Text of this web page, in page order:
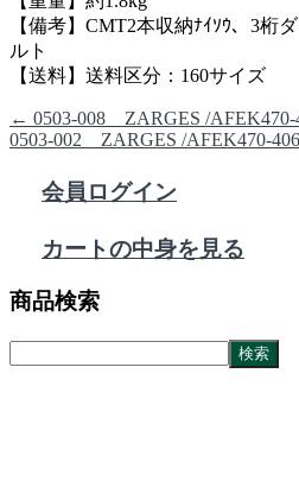
【備考】CMT2本収納ﾅｲｿｳ、3桁
ルト
【送料】送料区分：160サイズ
← 0503-008 ZARGES /AFEK470-
0503-002 ZARGES /AFEK470-
会員ログイン
カートの中身を見る
商品検索